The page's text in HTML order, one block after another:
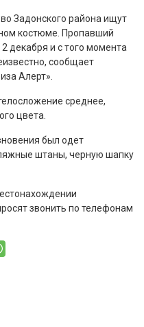
Задонского района ищут
костюме. Пропавший
декабря и с того момента
сообщает
Алерт».
среднее,
цвета.
был одет
штаны, черную шапку
звонить по телефонам